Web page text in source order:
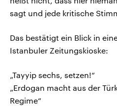
sagt und jede kritische
Das bestätigt ein Blick in
Istanbuler Zeitungskioske:
„Tayyip sechs, setzen!“
„Erdogan macht aus der
Regime“